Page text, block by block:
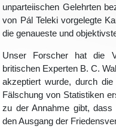
unparteiischen Gelehrten
von Pál Teleki vorgelegte
die genaueste und
Unser Forscher hat die
britischen Experten B. C.
akzeptiert wurde, durch
Fälschung von Statistiken
zu der Annahme gibt,
den Ausgang der